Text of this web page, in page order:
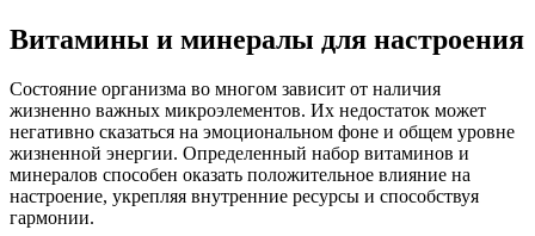
Витамины и минералы для настроения
Состояние организма во многом зависит от наличия
жизненно важных микроэлементов. Их недостаток может
негативно сказаться на эмоциональном фоне и общем уровне
жизненной энергии. Определенный набор витаминов и
минералов способен оказать положительное влияние на
настроение, укрепляя внутренние ресурсы и способствуя
гармонии.